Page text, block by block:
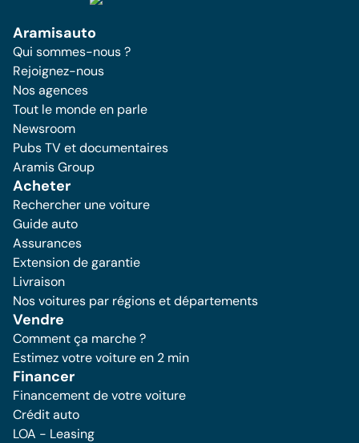
Aramisauto
Qui sommes-nous ?
Rejoignez-nous
Nos agences
Tout le monde en parle
Newsroom
Pubs TV et documentaires
Aramis Group
Acheter
Rechercher une voiture
Guide auto
Assurances
Extension de garantie
Livraison
Nos voitures par régions et départements
Vendre
Comment ça marche ?
Estimez votre voiture en 2 min
Financer
Financement de votre voiture
Crédit auto
LOA - Leasing